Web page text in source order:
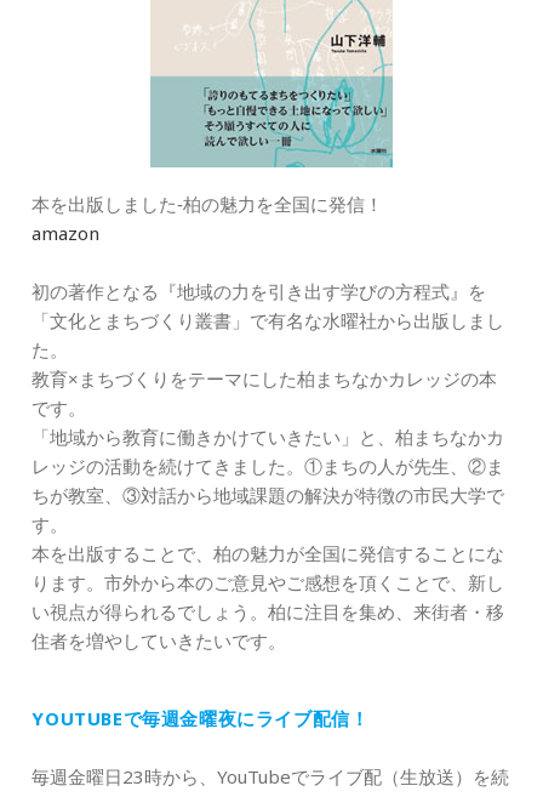
本を出版しました‐柏の魅力を全国に発信！
amazon
初の著作となる『地域の力を引き出す学びの方程式』を
「文化とまちづくり叢書」で有名な水曜社から出版しまし
た。
教育×まちづくりをテーマにした柏まちなかカレッジの本
です。
「地域から教育に働きかけていきたい」と、柏まちなかカ
レッジの活動を続けてきました。①まちの人が先生、②ま
ちが教室、③対話から地域課題の解決が特徴の市民大学で
す。
本を出版することで、柏の魅力が全国に発信することにな
ります。市外から本のご意見やご感想を頂くことで、新し
い視点が得られるでしょう。柏に注目を集め、来街者・移
住者を増やしていきたいです。
YOUTUBEで毎週金曜夜にライブ配信！
毎週金曜日23時から、YouTubeでライブ配（生放送）を続